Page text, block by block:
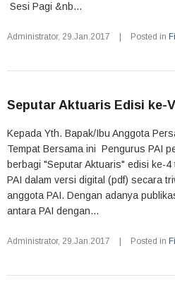
Sesi Pagi &nb...
Administrator, 29.Jan.2017 Posted in
Seputar Aktuaris Edisi ke-V
Kepada Yth. Bapak/Ibu Anggota
Tempat Bersama ini Pengurus PAI
berbagi "Seputar Aktuaris" edisi ke-
PAI dalam versi digital (pdf) secara
anggota PAI. Dengan adanya
antara PAI dengan...
Administrator, 29.Jan.2017 Posted in